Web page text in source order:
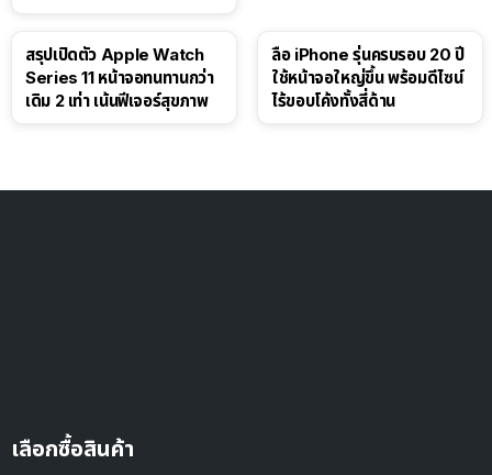
สรุปเปิดตัว Apple Watch
Series 11 หน้าจอทนทานกว่า
เดิม 2 เท่า เน้นฟีเจอร์สุขภาพ
ลือ iPhone รุ่นครบรอบ 20 ปี
ใช้หน้าจอใหญ่ขึ้น พร้อมดีไซน์
ไร้ขอบโค้งทั้งสี่ด้าน
เลือกซื้อสินค้า